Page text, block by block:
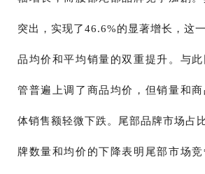
突出，实现了46.6%的显著增长，这
品均价和平均销量的双重提升。与
管普遍上调了商品均价，但销量和
体销售额轻微下跌。尾部品牌市场占
牌数量和均价的下降表明尾部市场